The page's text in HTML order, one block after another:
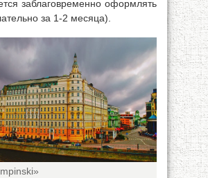
заблаговременно оформлять
за 1-2 месяца).